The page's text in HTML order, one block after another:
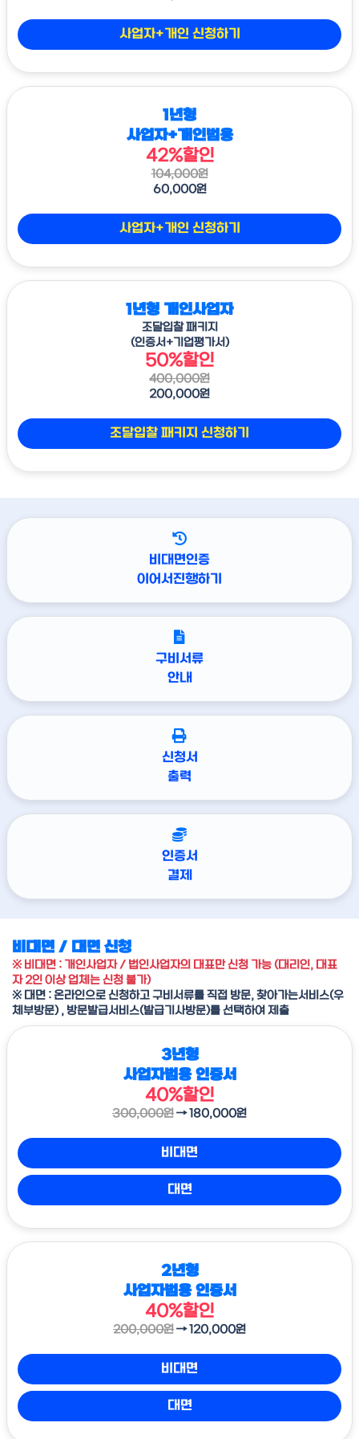
사업자+개인 신청하기
1년형
사업자+개인범용
42%할인
104,000원
60,000원
사업자+개인 신청하기
1년형 개인사업자
조달입찰 패키지
(인증서+기업평가서)
50%할인
400,000원
200,000원
조달입찰 패키지 신청하기
비대면인증
이어서진행하기
구비서류
안내
신청서
출력
인증서
결제
비대면 / 대면 신청
※ 비대면 : 개인사업자 / 법인사업자의 대표만 신청 가능 (대리인, 대표
자 2인 이상 업체는 신청 불가)
※ 대면 : 온라인으로 신청하고 구비서류를 직접 방문, 찾아가는서비스(우
체부방문) , 방문발급서비스(발급기사방문)를 선택하여 제출
3년형
사업자범용 인증서
40%할인
300,000원→ 180,000원
비대면
대면
2년형
사업자범용 인증서
40%할인
200,000원→ 120,000원
비대면
대면